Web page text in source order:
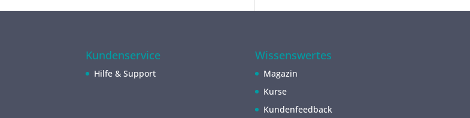
Kundenservice
Hilfe & Support
Wissenswertes
Magazin
Kurse
Kundenfeedback